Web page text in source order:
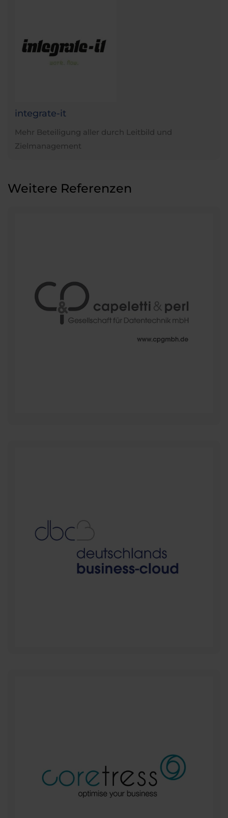
integrate-it
Mehr Beteiligung aller durch Leitbild und
Zielmanagement
Weitere Referenzen